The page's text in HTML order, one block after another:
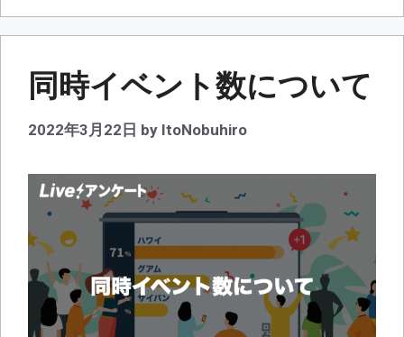
リ
ー
同時イベント数について
2022年3月22日 by ItoNobuhiro